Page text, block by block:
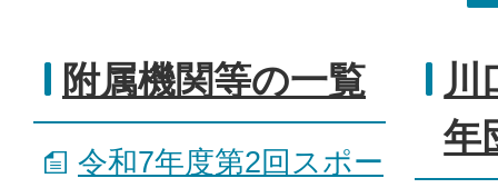
附属機関等の一覧
令和7年度第2回スポー
川
年